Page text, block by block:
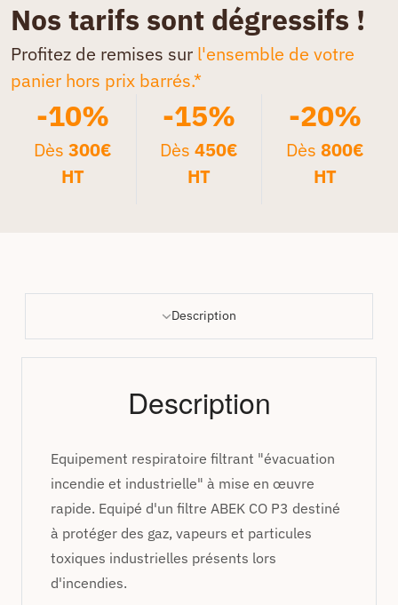
Nos tarifs sont dégressifs !
Profitez de remises sur l'ensemble de votre
panier hors prix barrés.*
-10%
Dès300€
HT
-15%
Dès 450€
HT
-20%
Dès 800€
HT
Description
Description
Equipement respiratoire filtrant "évacuation
incendie et industrielle" à mise en œuvre
rapide. Equipé d'un filtre ABEK CO P3 destiné
à protéger des gaz, vapeurs et particules
toxiques industrielles présents lors
d'incendies.